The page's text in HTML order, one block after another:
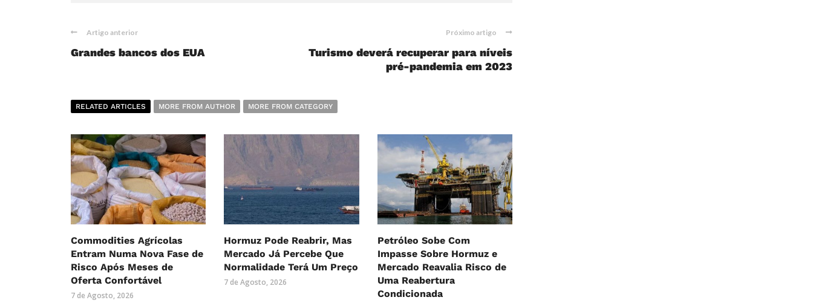
Artigo anterior
Grandes bancos dos EUA
Próximo artigo
Turismo deverá recuperar para níveis
pré-pandemia em 2023
RELATED ARTICLES MORE FROM AUTHOR MORE FROM CATEGORY
Commodities Agrícolas
Entram Numa Nova Fase de
Risco Após Meses de
Oferta Confortável
7 de Agosto, 2026
Hormuz Pode Reabrir, Mas
Mercado Já Percebe Que
Normalidade Terá Um Preço
7 de Agosto, 2026
Petróleo Sobe Com
Impasse Sobre Hormuz e
Mercado Reavalia Risco de
Uma Reabertura
Condicionada